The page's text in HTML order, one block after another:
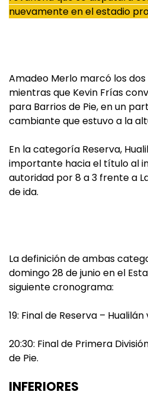
nuevamente en el estadio
Amadeo Merlo marcó los
mientras que Kevin Frías
para Barrios de Pie, en un
cambiante que estuvo a la
En la categoría Reserva,
importante hacia el título al
autoridad por 8 a 3 frente a
de ida.
La definición de ambas
domingo 28 de junio en el
siguiente cronograma:
19: Final de Reserva – Hualilán
20:30: Final de Primera
de Pie.
INFERIORES